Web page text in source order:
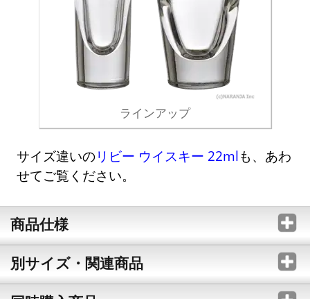
ラインアップ
サイズ違いのリビー ウイスキー 22mlも、あわ
せてご覧ください。
商品仕様
別サイズ・関連商品